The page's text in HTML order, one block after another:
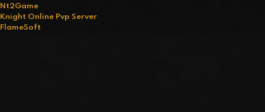
Nt2Game
Knight Online Pvp Server
FlameSoft